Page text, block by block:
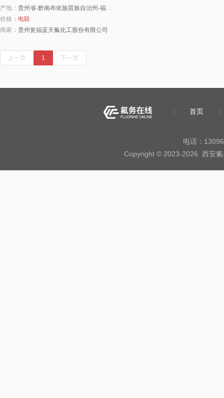
产地： 贵州省-黔南布依族苗族自治州-福泉市
价格： 电联
商家： 贵州瓮福蓝天氟化工股份有限公司
上一页 1 下一页
首页
电话：
Copyright © 2023-2026 西安